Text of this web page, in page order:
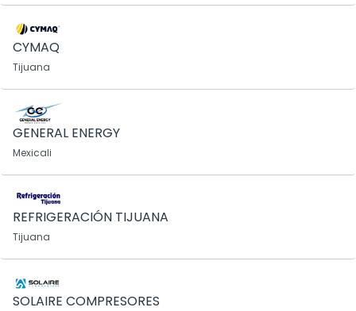
CYMAQ
Tijuana
GENERAL ENERGY
Mexicali
REFRIGERACIÓN TIJUANA
Tijuana
SOLAIRE COMPRESORES